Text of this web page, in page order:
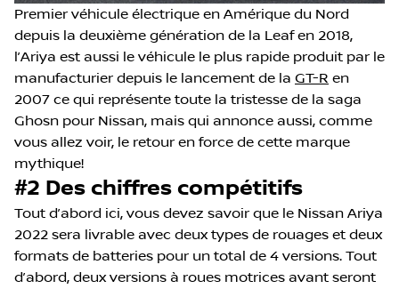
Premier véhicule électrique en Amérique du Nord
depuis la deuxième génération de la Leaf en 2018,
l’Ariya est aussi le véhicule le plus rapide produit par le
manufacturier depuis le lancement de la GT-R en
2007 ce qui représente toute la tristesse de la saga
Ghosn pour Nissan, mais qui annonce aussi, comme
vous allez voir, le retour en force de cette marque
mythique!
#2 Des chiffres compétitifs
Tout d’abord ici, vous devez savoir que le Nissan Ariya
2022 sera livrable avec deux types de rouages et deux
formats de batteries pour un total de 4 versions. Tout
d’abord, deux versions à roues motrices avant seront